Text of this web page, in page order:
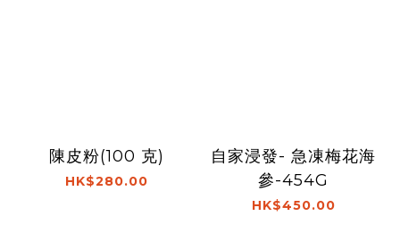
陳皮粉(100 克)
HK$280.00
自家浸發- 急凍梅花海
參-454G
HK$450.00